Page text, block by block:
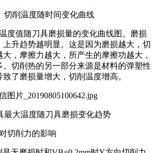
切削温度随时间变化曲线
度值随刀具磨损量的变化曲线图。磨损
升趋势越明显。这是因为磨损越大，切
，摩擦力越大，所产生的摩擦功越大，
切削热的另一部分来源是材料的弹塑性
了磨损量增大，切削温度增高。
最大温度随刀具磨损变化趋势
切削力的影响